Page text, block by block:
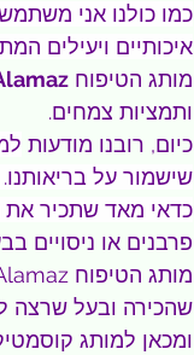
כמו כולנו אני
איכותיים ויעילים
מותג הטיפוח
ותמציות צמחים.
כיום, רובנו מודעות
שישמור על
כדאי מאד שתכיר את
פרבנים או ניסויים
שהכירה ובעל שרצה
ומכאן למותג